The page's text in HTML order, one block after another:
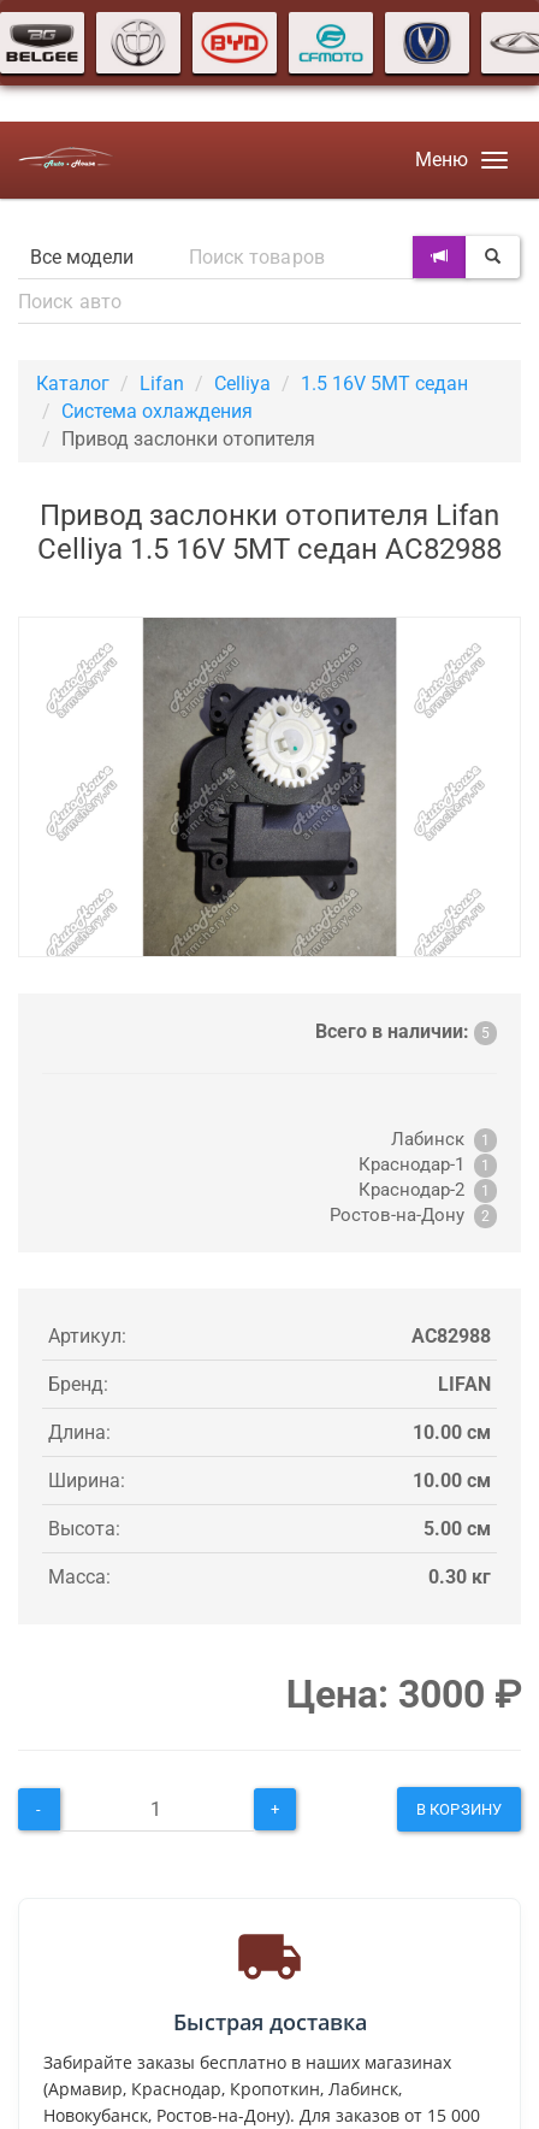
Меню
Каталог Lifan Celliya
1.5 16V 5MT седан
Система охлаждения
Привод заслонки отопителя
Привод заслонки отопителя Lifan
Celliya 1.5 16V 5MT седан AC82988
Всего в наличии: 5
Лабинск 1
Краснодар-1 1
Краснодар-2 1
Ростов-на-Дону 2
Артикул: AC82988
Бренд: LIFAN
Длина: 10.00 см
Ширина: 10.00 см
Высота: 5.00 см
Масса: 0.30 кг
Цена: 3000 ₽
- + В КОРЗИНУ
Быстрая доставка
Забирайте заказы бесплатно в наших магазинах
(Армавир, Краснодар, Кропоткин, Лабинск,
Новокубанск, Ростов-на-Дону). Для заказов от 15 000